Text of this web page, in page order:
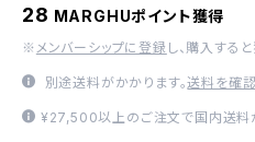
28 MARGHUポイント獲得
※ メンバーシップに登録 し、購入する
別途送料がかかります。送料を確
¥27,500以上のご注文で国内送料